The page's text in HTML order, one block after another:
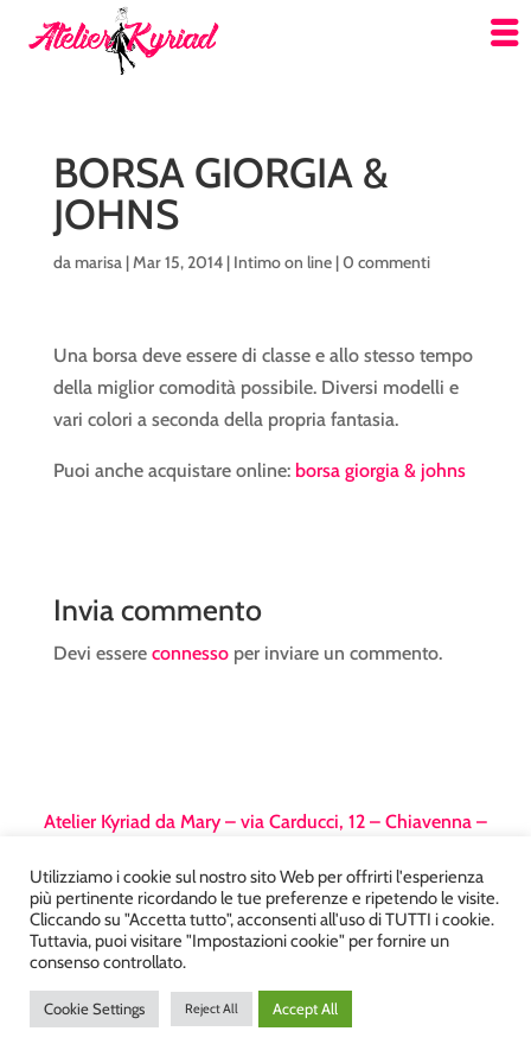
BORSA GIORGIA &
JOHNS
damarisa|Mar 15, 2014| Intimo on line|0 commenti
Una borsa deve essere di classe e allo stesso tempo
della miglior comodità possibile. Diversi modelli e
vari colori a seconda della propria fantasia.
Puoi anche acquistare online: borsa giorgia & johns
Invia commento
Devi essere connessoper inviare un commento.
Atelier Kyriad da Mary – via Carducci, 12 – Chiavenna –
realizzato daDiegoGiuriani.com
Utilizziamo i cookie sul nostro sito Web per offrirti l'esperienza
più pertinente ricordando le tue preferenze e ripetendo le visite.
Cliccando su "Accetta tutto", acconsenti all'uso di TUTTI i cookie.
Tuttavia, puoi visitare "Impostazioni cookie" per fornire un
consenso controllato.
Cookie Settings Reject All Accept All